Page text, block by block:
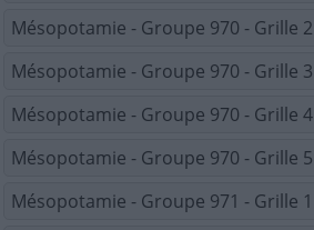
Mésopotamie - Groupe 970 - Grille 2
Mésopotamie - Groupe 970 - Grille 3
Mésopotamie - Groupe 970 - Grille 4
Mésopotamie - Groupe 970 - Grille 5
Mésopotamie - Groupe 971 - Grille 1